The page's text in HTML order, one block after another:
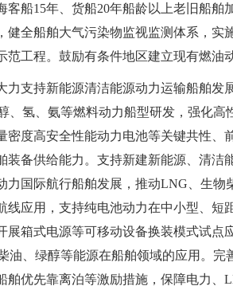
客船15年、货船20年船龄以上老旧船舶
健全船舶大气污染物监视监测体系，实
范工程。鼓励有条件地区建立现有燃油
力支持新能源清洁能源动力运输船舶发
、氢、氨等燃料动力船型研发，强化
密度高安全性能动力电池等关键共性、
装备供给能力。支持新建新能源、清洁
力国际航行船舶发展，推动LNG、生物
线应用，支持纯电池动力在中小型、短
展箱式电源等可移动设备换装模式试点
油、绿醇等能源在船舶领域的应用。完
舶优先靠离泊等激励措施，保障电力、